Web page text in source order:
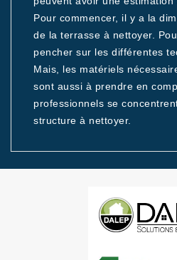
Pour commencer, il y a la
de la terrasse à nettoyer.
pencher sur les différentes
Mais, les matériels
sont aussi à prendre en
professionnels se
structure à nettoyer.